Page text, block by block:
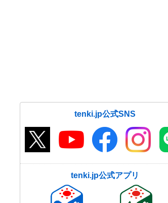
tenki.jp公式SNS
tenki.jp公式アプリ